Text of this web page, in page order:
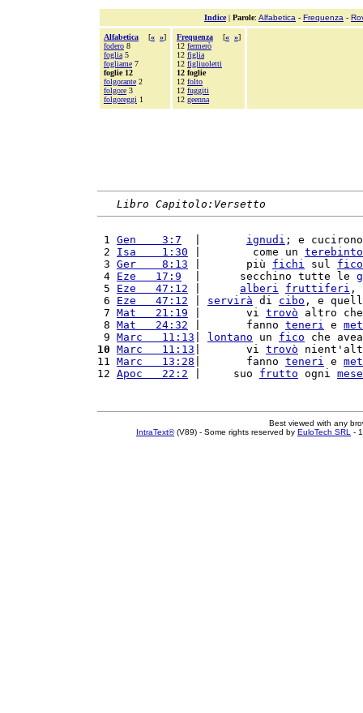
Indice| Parole: Alfabetica - Frequenza -
Alfabetica [« »]
fodero 8
foglia 5
fogliame 7
foglie 12
folgorante 2
folgore 3
folgoreggi 1
Frequenza [« »]
12 fermerò
12 figlia
12 figliuoletti
12 foglie
12 folto
12 fuggiti
12 geenna
Libro Capitolo:Versetto
1 Gen    3:7 ignudi ; e
2 Isa    1:30 |        come un terebinto
3 Ger    8:13 |       più fichi sul fico
4 Eze   17:9
  |      secchino tutte le
5 Eze   47:12 alberi fruttiferi ,
6 Eze   47:12 servirà di cibo , e
7 Mat   21:19 |       vi trovò altro
8 Mat   24:32 |       fanno teneri e
9 Marc   11:13 lontano un fico che
10 Marc   11:13 |       vi trovò
11 Marc   13:28 |       fanno teneri e
12 Apoc   22:2 |     suo frutto ogni mese
Best viewed with any
IntraText®(V89) - Some rights reserved by EuloTech SRL -